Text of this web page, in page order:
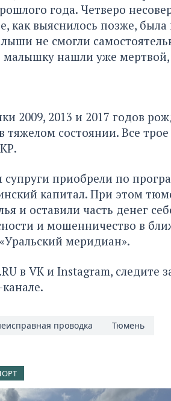
года. Четверо
как выяснилось позже,
не смогли
нашли уже мертвой,
2009, 2013 и 2017 годов
тяжелом состоянии. Все трое
супруги приобрели по
капитал. При этом
и оставили часть денег
и мошенничество в
меридиан».
в VK и Instagram, следите
.
проводка Тюмень